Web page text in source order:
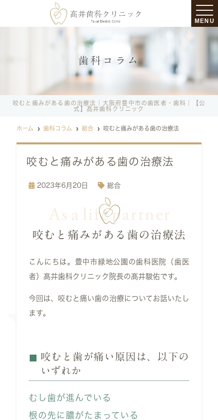
MENU
歯科コラム
咬むと痛みがある歯の治療法｜大阪府豊中市の歯医者・歯科｜【公
式】髙井歯科クリニック
ホーム 歯科コラム 総合 咬むと痛みがある歯の治療法
咬むと痛みがある歯の治療法
2023年6月20日 総合
咬むと痛みがある歯の治療法
こんにちは。豊中市緑地公園の歯科医院（歯医
者）髙井歯科クリニック院長の髙井駿佑です。
今回は、咬むと痛い歯の治療についてお話いたし
ます。
咬むと歯が痛い原因は、以下の
いずれか
むし歯が進んでいる
根の先に膿がたまっている